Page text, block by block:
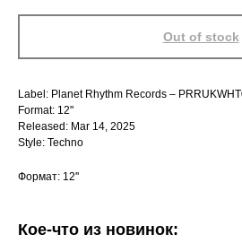
Out of stock
Label: Planet Rhythm Records –
Format: 12"
Released: Mar 14, 2025
Style: Techno
Формат: 12''
Кое-что из новинок: